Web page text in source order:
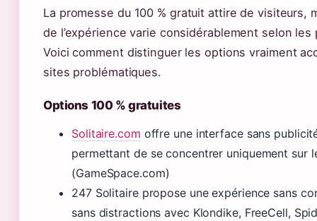
La promesse du 100 % gratuit attire de visiteurs,
de l’expérience varie considérablement selon les
Voici comment distinguer les options vraiment
sites problématiques.
Options 100 % gratuites
Solitaire.com offre une interface sans
permettant de se concentrer uniquement sur
(GameSpace.com)
247 Solitaire propose une expérience sans
sans distractions avec Klondike, FreeCell,